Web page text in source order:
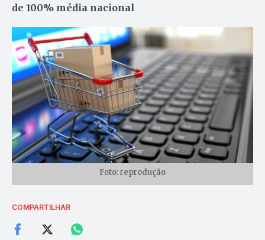
de 100% média nacional
Foto: reprodução
COMPARTILHAR